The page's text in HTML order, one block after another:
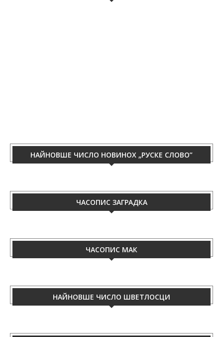
НАЙНОВШЕ ЧИСЛО НОВИНОХ „РУСКЕ СЛОВО”
ЧАСОПИС ЗАГРАДКА
ЧАСОПИС МАК
НАЙНОВШЕ ЧИСЛО ШВЕТЛОСЦИ